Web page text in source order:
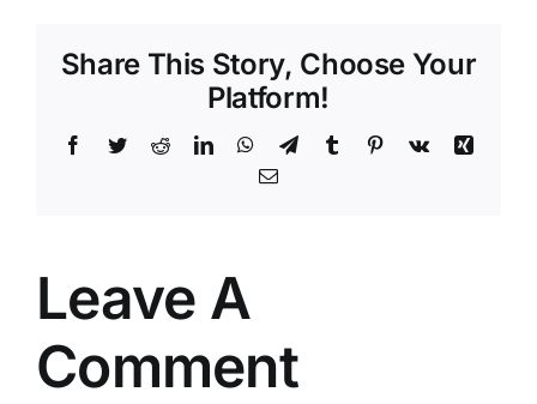
Share This Story, Choose Your
Platform!
Facebook
TwitterRedditLinkedInWhatsApp
TelegramTumblr Pinterest
Vk
Xing
Email
Leave A
Comment